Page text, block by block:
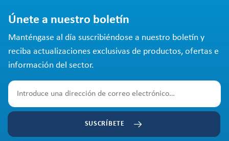
Únete a nuestro boletín
Manténgase al día suscribiéndose a nuestro boletín y
reciba actualizaciones exclusivas de productos, ofertas e
información del sector.
SUSCRÍBETE